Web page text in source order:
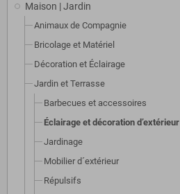
Maison | Jardin
Animaux de Compagnie
Bricolage et Matériel
Décoration et Éclairage
Jardin et Terrasse
Barbecues et accessoires
Éclairage et décoration d’extérieur
Jardinage
Mobilier d´extérieur
Répulsifs